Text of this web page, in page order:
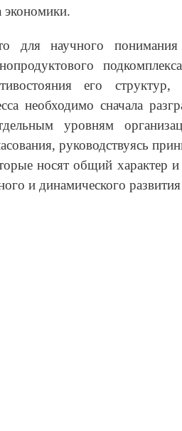
экономики.
для научного понимания
его
необходимо сначала
уровням
руководствуясь
носят общий характер
и динамического